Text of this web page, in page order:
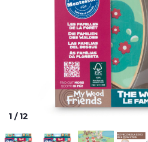
1 /12